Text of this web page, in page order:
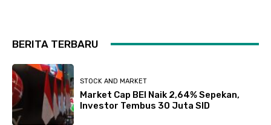
BERITA TERBARU
STOCK AND MARKET
Market Cap BEI Naik 2,64% Sepekan,
Investor Tembus 30 Juta SID